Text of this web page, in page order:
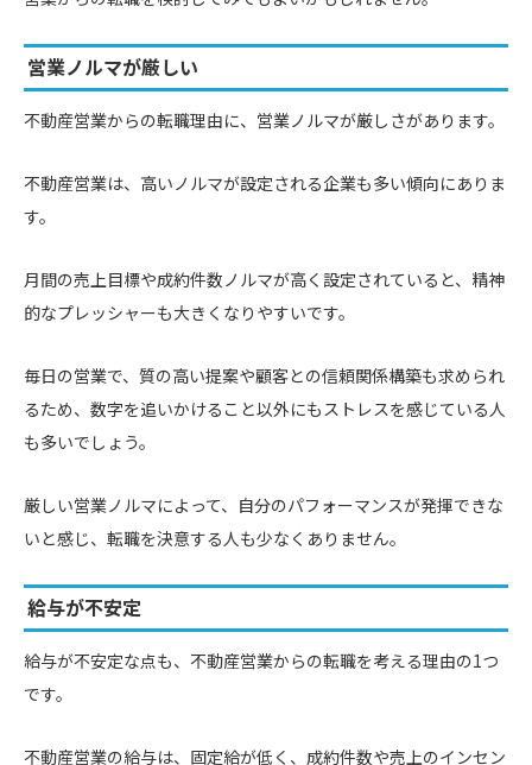
営業ノルマが厳しい
不動産営業からの転職理由に、営業ノルマが厳しさがあります。
不動産営業は、高いノルマが設定される企業も多い傾向にありま
す。
月間の売上目標や成約件数ノルマが高く設定されていると、精神
的なプレッシャーも大きくなりやすいです。
毎日の営業で、質の高い提案や顧客との信頼関係構築も求められ
るため、数字を追いかけること以外にもストレスを感じている人
も多いでしょう。
厳しい営業ノルマによって、自分のパフォーマンスが発揮できな
いと感じ、転職を決意する人も少なくありません。
給与が不安定
給与が不安定な点も、不動産営業からの転職を考える理由の1つ
です。
不動産営業の給与は、固定給が低く、成約件数や売上のインセン